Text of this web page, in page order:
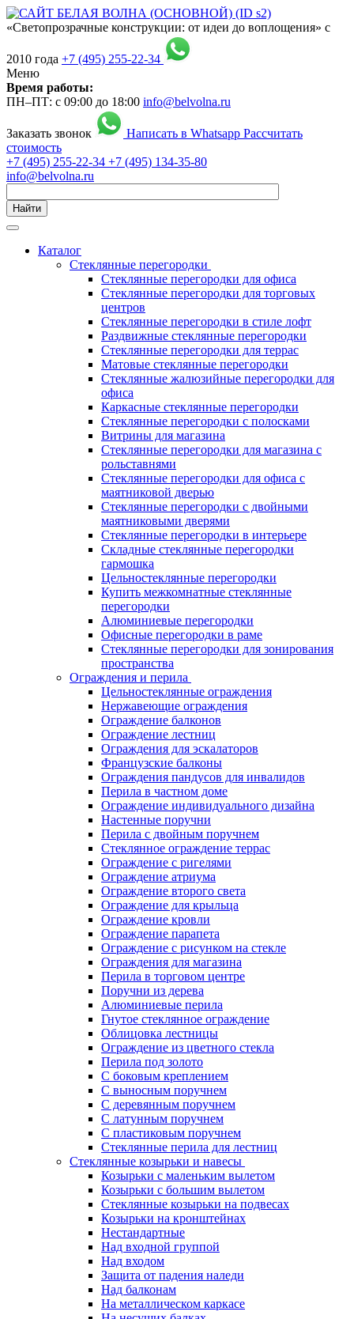
«Светопрозрачные конструкции: от идеи до воплощения» с
2010 года +7 (495) 255-22-34
Меню
Время работы:
ПН–ПТ: с 09:00 до 18:00 info@belvolna.ru
Заказать звонок Написать в Whatsapp Рассчитать
стоимость
+7 (495) 255-22-34 +7 (495) 134-35-80
info@belvolna.ru
Найти
Каталог
Cтеклянные перегородки
Стеклянные перегородки для офиса
Стеклянные перегородки для торговых
центров
Стеклянные перегородки в стиле лофт
Раздвижные стеклянные перегородки
Стеклянные перегородки для террас
Матовые стеклянные перегородки
Стеклянные жалюзийные перегородки для
офиса
Каркасные стеклянные перегородки
Стеклянные перегородки с полосками
Витрины для магазина
Стеклянные перегородки для магазина с
рольставнями
Стеклянные перегородки для офиса с
маятниковой дверью
Стеклянные перегородки с двойными
маятниковыми дверями
Стеклянные перегородки в интерьере
Складные стеклянные перегородки
гармошка
Цельностеклянные перегородки
Купить межкомнатные стеклянные
перегородки
Алюминиевые перегородки
Офисные перегородки в раме
Стеклянные перегородки для зонирования
пространства
Ограждения и перила
Цельностеклянные ограждения
Нержавеющие ограждения
Ограждение балконов
Ограждение лестниц
Ограждения для эскалаторов
Французские балконы
Ограждения пандусов для инвалидов
Перила в частном доме
Ограждение индивидуального дизайна
Настенные поручни
Перила с двойным поручнем
Стеклянное ограждение террас
Ограждение с ригелями
Ограждение атриума
Ограждение второго света
Ограждение для крыльца
Ограждение кровли
Ограждение парапета
Ограждение с рисунком на стекле
Ограждения для магазина
Перила в торговом центре
Поручни из дерева
Алюминиевые перила
Гнутое стеклянное ограждение
Облицовка лестницы
Ограждение из цветного стекла
Перила под золото
С боковым креплением
С выносным поручнем
С деревянным поручнем
С латунным поручнем
С пластиковым поручнем
Стеклянные перила для лестниц
Стеклянные козырьки и навесы
Козырьки с маленьким вылетом
Козырьки с большим вылетом
Стеклянные козырьки на подвесах
Козырьки на кронштейнах
Нестандартные
Над входной группой
Над входом
Защита от падения наледи
Над балконам
На металлическом каркасе